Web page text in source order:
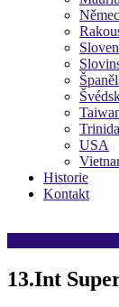
USA
Historie
Kontakt
13.Int